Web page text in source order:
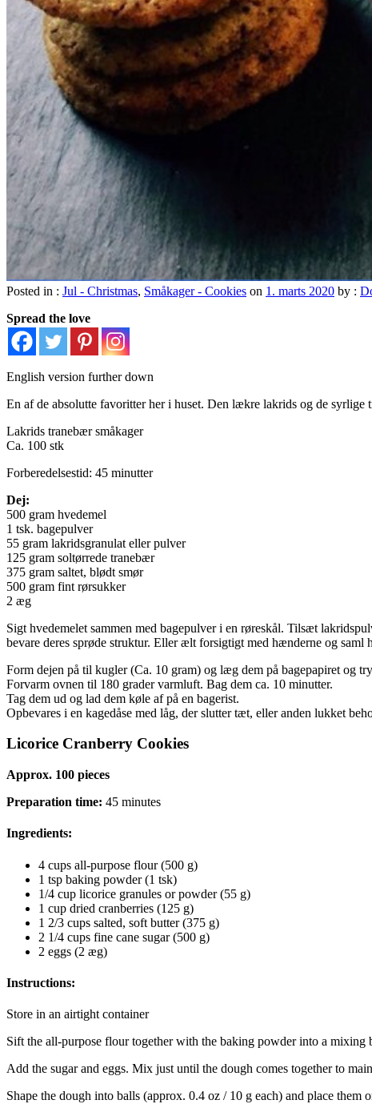
Posted in : Jul - Christmas, Småkager - Cookies on 1. marts 2020 by :
Spread the love
English version further down
En af de absolutte favoritter her i huset. Den lækre lakrids og de
Lakrids tranebær småkager
Ca. 100 stk
Forberedelsestid: 45 minutter
Dej:
500 gram hvedemel
1 tsk. bagepulver
55 gram lakridsgranulat eller pulver
125 gram soltørrede tranebær
375 gram saltet, blødt smør
500 gram fint rørsukker
2 æg
Sigt hvedemelet sammen med bagepulver i en røreskål. Tilsæt
bevare deres sprøde struktur. Eller ælt forsigtigt med hænderne og saml
Form dejen på til kugler (Ca. 10 gram) og læg dem på bagepapiret og
Forvarm ovnen til 180 grader varmluft. Bag dem ca. 10 minutter.
Tag dem ud og lad dem køle af på en bagerist.
Opbevares i en kagedåse med låg, der slutter tæt, eller anden lukket
Licorice Cranberry Cookies
Approx. 100 pieces
Preparation time: 45 minutes
Ingredients:
4 cups all-purpose flour (500 g)
1 tsp baking powder (1 tsk)
1/4 cup licorice granules or powder (55 g)
1 cup dried cranberries (125 g)
1 2/3 cups salted, soft butter (375 g)
2 1/4 cups fine cane sugar (500 g)
2 eggs (2 æg)
Instructions:
Store in an airtight container
Sift the all-purpose flour together with the baking powder into a
Add the sugar and eggs. Mix just until the dough comes together to
Shape the dough into balls (approx. 0.4 oz / 10 g each) and place them